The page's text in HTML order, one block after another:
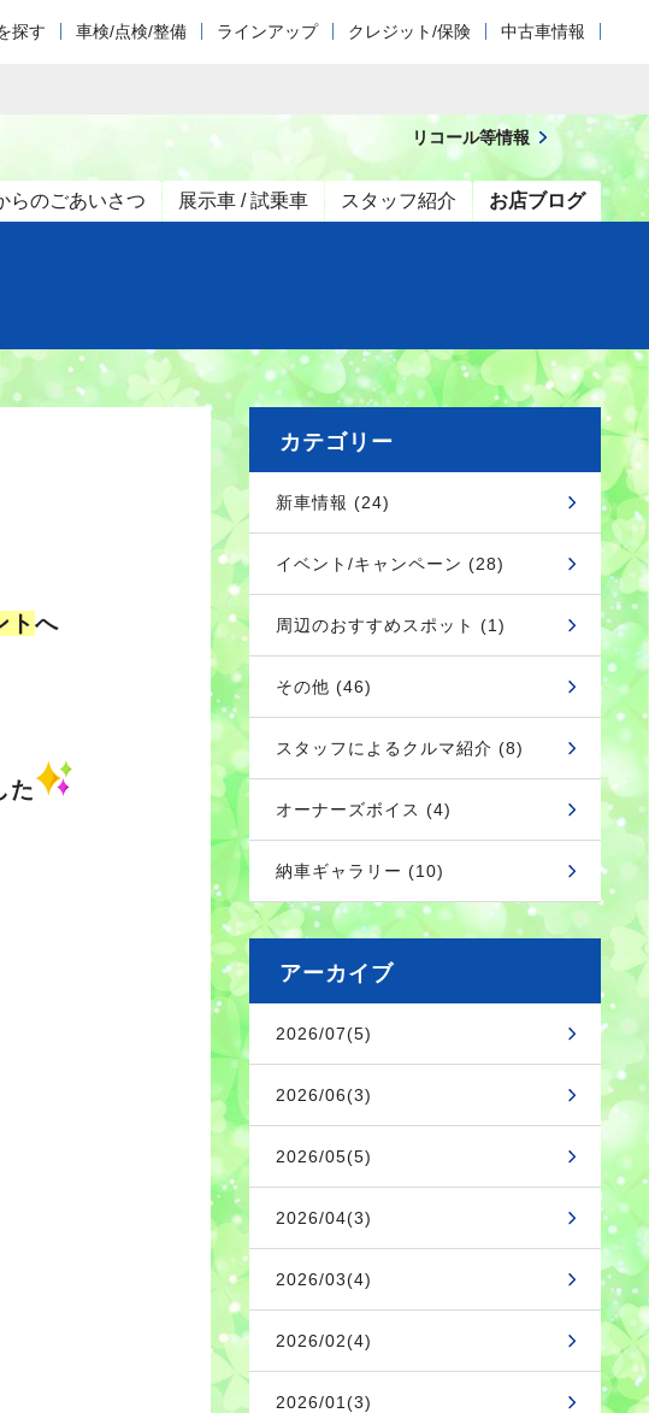
探す 車検/点検/整備 ラインアップ クレジット/保険 中古車情報
らのごあいさつ 展示車 / 試乗車 スタッフ紹介 お店ブログ
リコール等情報
トへ
た
カテゴリー
新車情報 (24)
イベント/キャンペーン (28)
周辺のおすすめスポット (1)
その他 (46)
スタッフによるクルマ紹介 (8)
オーナーズボイス (4)
納車ギャラリー (10)
アーカイブ
2026/07(5)
2026/06(3)
2026/05(5)
2026/04(3)
2026/03(4)
2026/02(4)
2026/01(3)